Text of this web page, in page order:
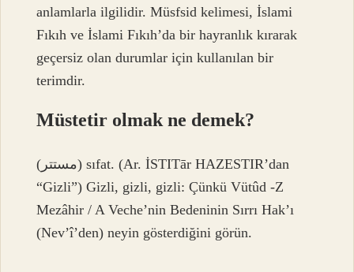
anlamlarla ilgilidir. Müsfsid kelimesi, İslami
Fıkıh ve İslami Fıkıh’da bir hayranlık kırarak
geçersiz olan durumlar için kullanılan bir
terimdir.
Müstetir olmak ne demek?
(ﻣﺴﺘﺘﺮ) sıfat. (Ar. İSTITār HAZESTIR’dan
“Gizli”) Gizli, gizli, gizli: Çünkü Vütûd -Z
Mezâhir / A Veche’nin Bedeninin Sırrı Hak’ı
(Nev’î’den) neyin gösterdiğini görün.